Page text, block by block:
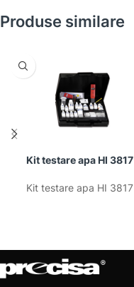
Produse similare
Kit testare apa HI 3817
Kit testare apa HI 3817